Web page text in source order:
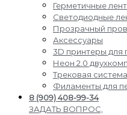
светодиодный
питания,
светодиодные
контроллеры
rgb,
прожекторы
Герметичные
Светодиодные
Прозрачный
Аксессуары
3D принтеры для
Неон 2.0
Трековая
Филаменты для
8 (909) 408-99-34
ЗАДАТЬ ВОПРОС,